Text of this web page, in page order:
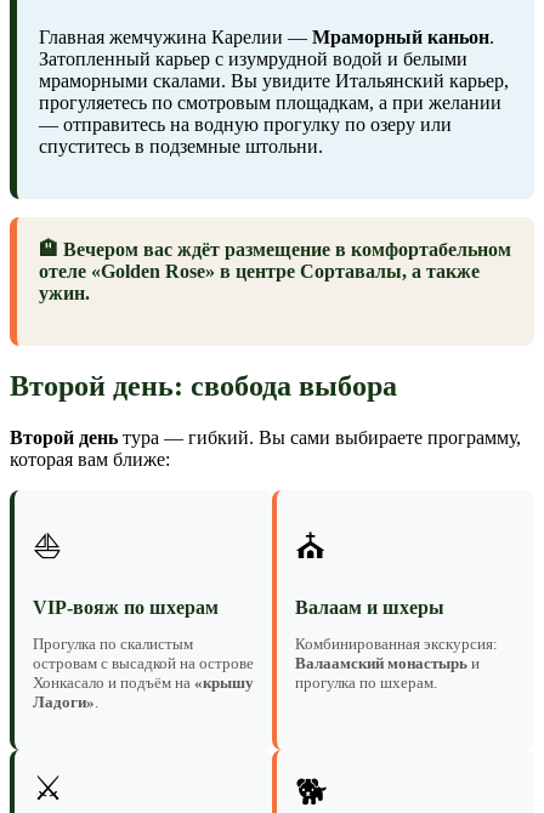
Главная жемчужина Карелии — Мраморный каньон.
Затопленный карьер с изумрудной водой и белыми
мраморными скалами. Вы увидите Итальянский карьер,
прогуляетесь по смотровым площадкам, а при желании
— отправитесь на водную прогулку по озеру или
спуститесь в подземные штольни.
🏨 Вечером вас ждёт размещение в комфортабельном
отеле «Golden Rose» в центре Сортавалы, а также
ужин.
Второй день: свобода выбора
Второй день тура — гибкий. Вы сами выбираете программу,
которая вам ближе:
⛵
VIP-вояж по шхерам
Прогулка по скалистым
островам с высадкой на острове
Хонкасало и подъём на «крышу
Ладоги»
⛪
Валаам и шхеры
Комбинированная экскурсия:
Валаамский монастырь и
прогулка по шхерам.
⚔️ 🐕